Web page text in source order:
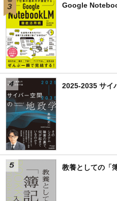
Google
2025-2035 サイ
教養としての「